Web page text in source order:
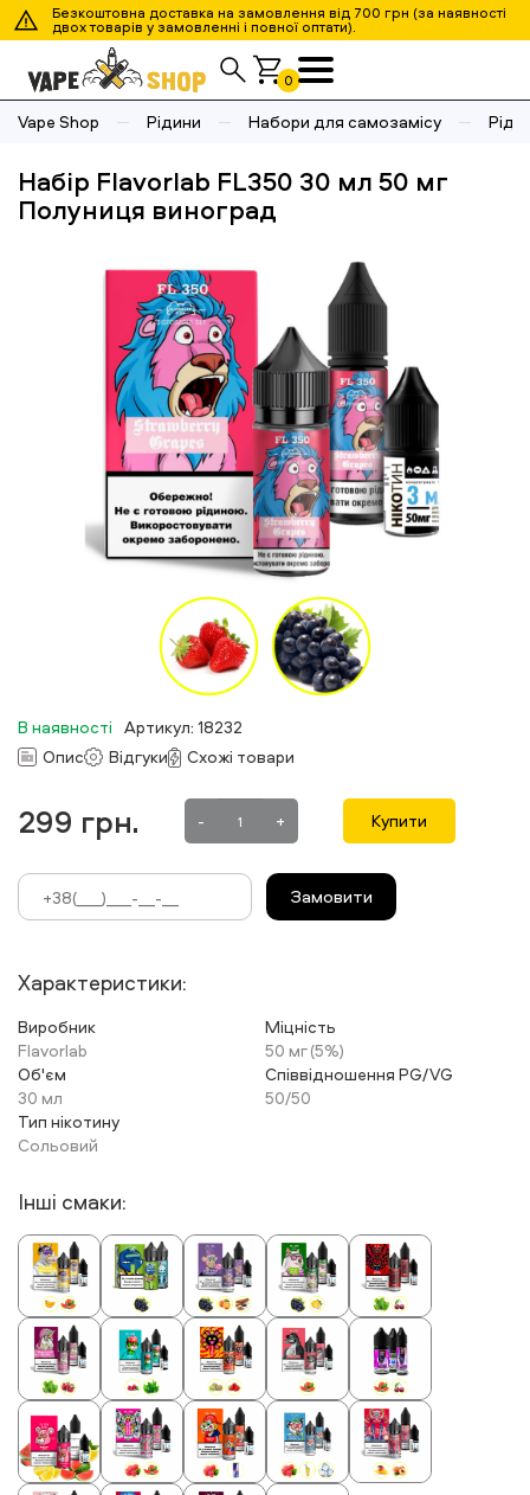
Безкоштовна доставка на замовлення від 700 грн (за наявності
двох товарів у замовленні і повної оптати).
0
Vape Shop Рідини Набори для самозамісу
Набір Flavorlab FL350 30 мл 50 мг
Полуниця виноград
В наявності Артикул: 18232
Опис
Відгуки Схожі товари
299 грн. - + Купити
Замовити
Характеристики:
Виробник
Flavorlab
Міцність
50 мг (5%)
Об'єм
30 мл
Співвідношення PG/VG
50/50
Тип нікотину
Сольовий
Інші смаки: